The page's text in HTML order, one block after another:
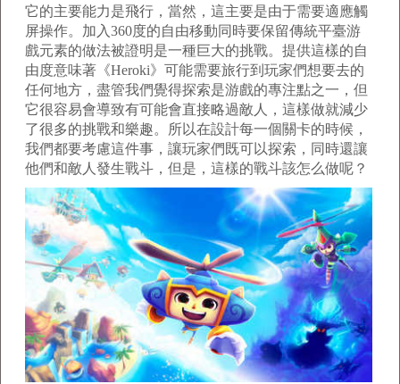
它的主要能力是飛行，當然，這主要是由于需要適應觸
屏操作。加入360度的自由移動同時要保留傳統平臺游
戲元素的做法被證明是一種巨大的挑戰。提供這樣的自
由度意味著《Heroki》可能需要旅行到玩家們想要去的
任何地方，盡管我們覺得探索是游戲的專注點之一，但
它很容易會導致有可能會直接略過敵人，這樣做就減少
了很多的挑戰和樂趣。所以在設計每一個關卡的時候，
我們都要考慮這件事，讓玩家們既可以探索，同時還讓
他們和敵人發生戰斗，但是，這樣的戰斗該怎么做呢？